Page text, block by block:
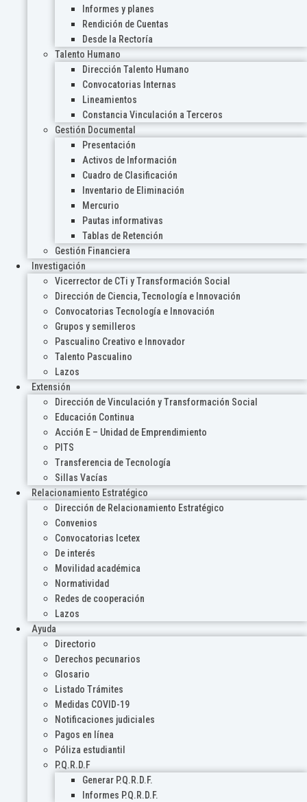
Informes y planes
Rendición de Cuentas
Desde la Rectoría
Talento Humano
Dirección Talento Humano
Convocatorias Internas
Lineamientos
Constancia Vinculación a Terceros
Gestión Documental
Presentación
Activos de Información
Cuadro de Clasificación
Inventario de Eliminación
Mercurio
Pautas informativas
Tablas de Retención
Gestión Financiera
Investigación
Vicerrector de CTi y Transformación Social
Dirección de Ciencia, Tecnología e Innovación
Convocatorias Tecnología e Innovación
Grupos y semilleros
Pascualino Creativo e Innovador
Talento Pascualino
Lazos
Extensión
Dirección de Vinculación y Transformación Social
Educación Continua
Acción E – Unidad de Emprendimiento
PITS
Transferencia de Tecnología
Sillas Vacías
Relacionamiento Estratégico
Dirección de Relacionamiento Estratégico
Convenios
Convocatorias Icetex
De interés
Movilidad académica
Normatividad
Redes de cooperación
Lazos
Ayuda
Directorio
Derechos pecunarios
Glosario
Listado Trámites
Medidas COVID-19
Notificaciones judiciales
Pagos en línea
Póliza estudiantil
P.Q.R.D.F
Generar P.Q.R.D.F.
Informes P.Q.R.D.F.